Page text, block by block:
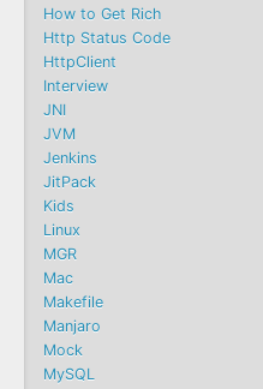
How to Get Rich
Http Status Code
HttpClient
Interview
JNI
JVM
Jenkins
JitPack
Kids
Linux
MGR
Mac
Makefile
Manjaro
Mock
MySQL